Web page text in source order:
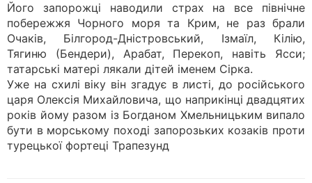
Його запорожці наводили страх на все північне
побережжя Чорного моря та Крим, не раз брали
Очаків, Білгород-Дністровський, Ізмаїл, Кілію,
Тягиню (Бендери), Арабат, Перекоп, навіть Ясси;
татарські матері лякали дітей іменем Сірка.
Уже на схилі віку він згадує в листі, до російського
царя Олексія Михайловича, що наприкінці двадцятих
років йому разом із Богданом Хмельницьким випало
бути в морському поході запорозьких козаків проти
турецької фортеці Трапезунд